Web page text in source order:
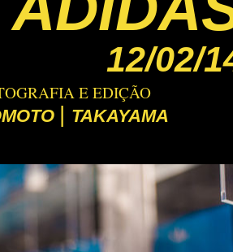
12/02/
E EDIÇÃO
| TAKAYAMA